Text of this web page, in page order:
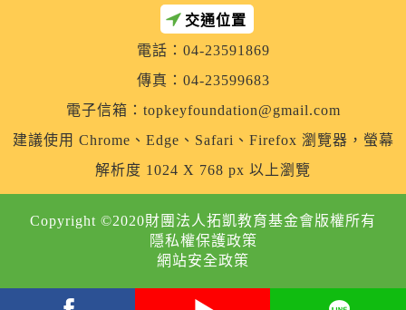
交通位置
電話：04-23591869
傳真：04-23599683
電子信箱： topkeyfoundation@gmail.com
建議使用 Chrome、Edge、Safari、Firefox 瀏覽器，螢幕
解析度 1024 X 768 px 以上瀏覽
Copyright ©2020財團法人拓凱教育基金會版權所有
隱私權保護政策
網站安全政策